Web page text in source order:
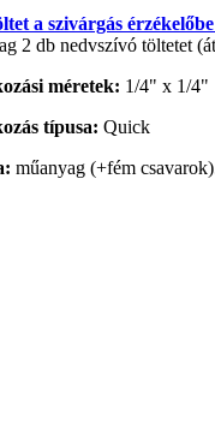
a szivárgás
2 db nedvszívó töltetet
méretek: 1/4" x 1/4"
típusa: Quick
műanyag (+fém